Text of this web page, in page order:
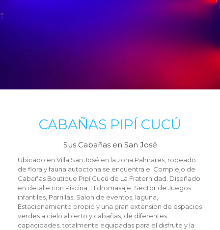
CABAÑAS PIPÍ CUCÚ
Sus Cabañas en San José
Ubicado en Villa San José en la zona Palmares, rodeado
de flora y fauna autoctona se encuentra el Complejo de
Cabañas Boutique Pipí Cucú de La Fraternidad. Diseñado
en detalle con Piscina, Hidromasaje, Sector de Juegos
infantiles, Parrillas, Salon de eventos, laguna,
Estacionamiento propio y una gran extension de espacios
verdes a cielo abierto y cabañas, de diferentes
capacidades, totalmente equipadas para el disfrute y la